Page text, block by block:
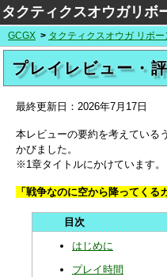
タクティクスオウガリボ
GCGX タクティクスオウガ リボー
プレイレビュー・
最終更新日： 2026年7月17日
本レビューの要約を考えている
かびました。
※1章タイトルにかけています。
「戦争なのに空から降ってくる
はじめに
プレイ時間